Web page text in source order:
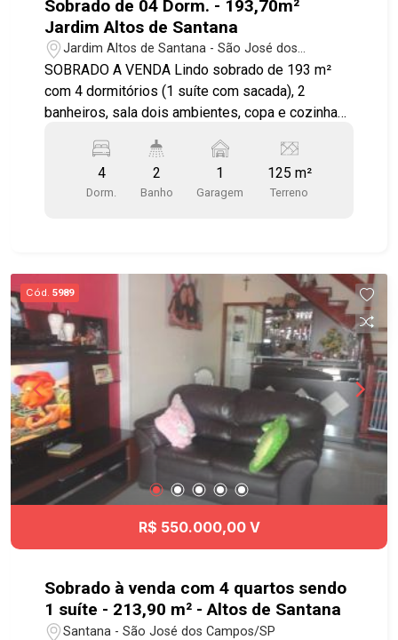
Sobrado de 04 Dorm. - 193,70m²
Jardim Altos de Santana
Jardim Altos de Santana - São José dos
Campos/SP
SOBRADO A VENDA Lindo sobrado de 193 m²
com 4 dormitórios (1 suíte com sacada), 2
banheiros, sala dois ambientes, copa e cozinha
2 vagas de garagem. Diferenciais: - Cozinha
repleta de armários planejados - Banheiros
completos com gabinete, box de vidro e
de gesso - 2 vagas de garagem cobertas - Rua
tranquila, residencial e arborizada - Pronto para
morar!!! Ótima localização, próximo do Parque
Alberto Simões, supermercados, padarias,
farmácias, ônibus e comércios em geral. * Estuda
permuta por imóvel no Jardim Estoril ou Bosque
dos Eucaliptos
4
Dorm.
2
Banho
1
Garagem
125 m²
Terreno
Cód. 5989
R$ 550.000,00 V
Sobrado à venda com 4 quartos sendo
1 suíte - 213,90 m² - Altos de Santana
Santana - São José dos Campos/SP